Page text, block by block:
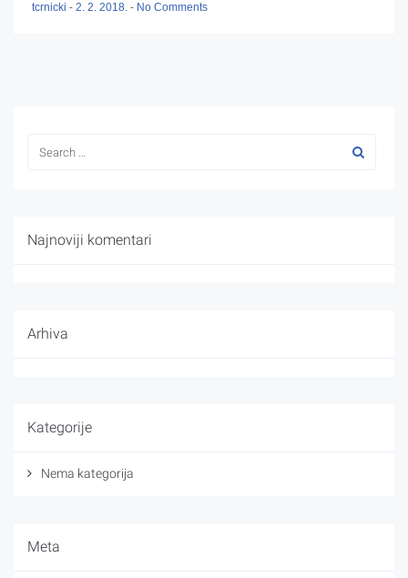
tcrnicki - 2. 2. 2018. - No Comments
Najnoviji komentari
Arhiva
Kategorije
Nema kategorija
Meta